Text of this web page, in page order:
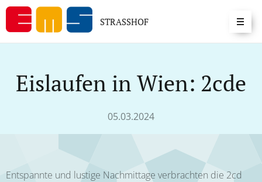
STRASSHOF
Eislaufen in Wien: 2cde
05.03.2024
Entspannte und lustige Nachmittage verbrachten die 2cd